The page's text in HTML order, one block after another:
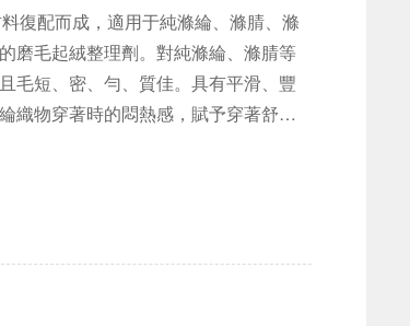
復配而成，適用于純滌綸、滌腈、滌
磨毛起絨整理劑。對純滌綸、滌腈等
毛短、密、勻、質佳。具有平滑、豐
織物穿著時的悶熱感，賦予穿著舒適